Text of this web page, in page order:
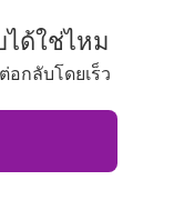
ด้ใช่ไหม
อกลับโดยเร็ว